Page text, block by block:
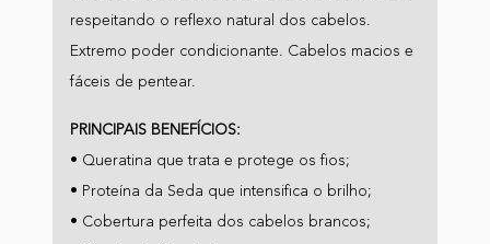
respeitando o reflexo natural dos cabelos.
Extremo poder condicionante. Cabelos macios e
fáceis de pentear.
PRINCIPAIS BENEFÍCIOS:
• Queratina que trata e protege os fios;
• Proteína da Seda que intensifica o brilho;
• Cobertura perfeita dos cabelos brancos;